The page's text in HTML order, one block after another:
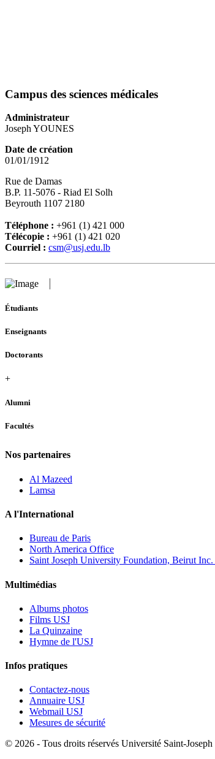
Campus des sciences médicales
Administrateur
Joseph YOUNES
Date de création
01/01/1912
Rue de Damas
B.P. 11-5076 - Riad El Solh
Beyrouth 1107 2180
Téléphone : +961 (1) 421 000
Télécopie : +961 (1) 421 020
Courriel : csm@usj.edu.lb
Étudiants
Enseignants
Doctorants
+
Alumni
Facultés
Nos partenaires
Al Mazeed
Lamsa
A l'International
Bureau de Paris
North America Office
Saint Joseph University Foundation, Beirut
Multimédias
Albums photos
Films USJ
La Quinzaine
Hymne de l'USJ
Infos pratiques
Contactez-nous
Annuaire USJ
Webmail USJ
Mesures de sécurité
© 2026 - Tous droits réservés Université Saint-